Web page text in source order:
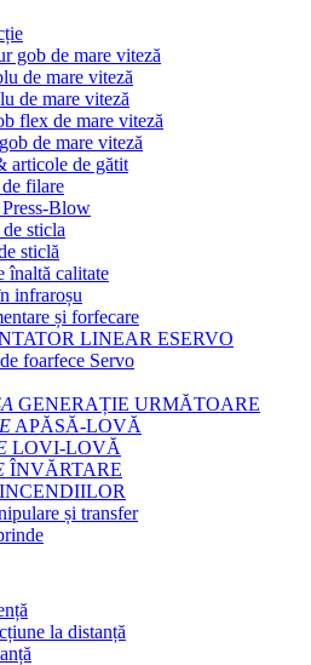
gob de mare viteză
de mare viteză
de mare viteză
flex de mare viteză
de mare viteză
articole de gătit
filare
Blow
sticla
sticlă
înaltă calitate
infraroșu
și forfecare
LINEAR ESERVO
foarfece Servo
GENERAȚIE URMĂTOARE
APĂSĂ-LOVĂ
LOVI-LOVĂ
ÎNVĂRTARE
și transfer
la distanță